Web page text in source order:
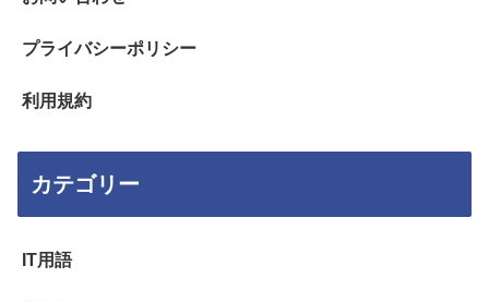
プライバシーポリシー
利用規約
カテゴリー
IT用語